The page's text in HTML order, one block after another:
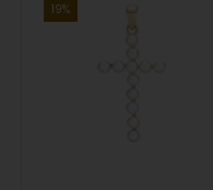
19%